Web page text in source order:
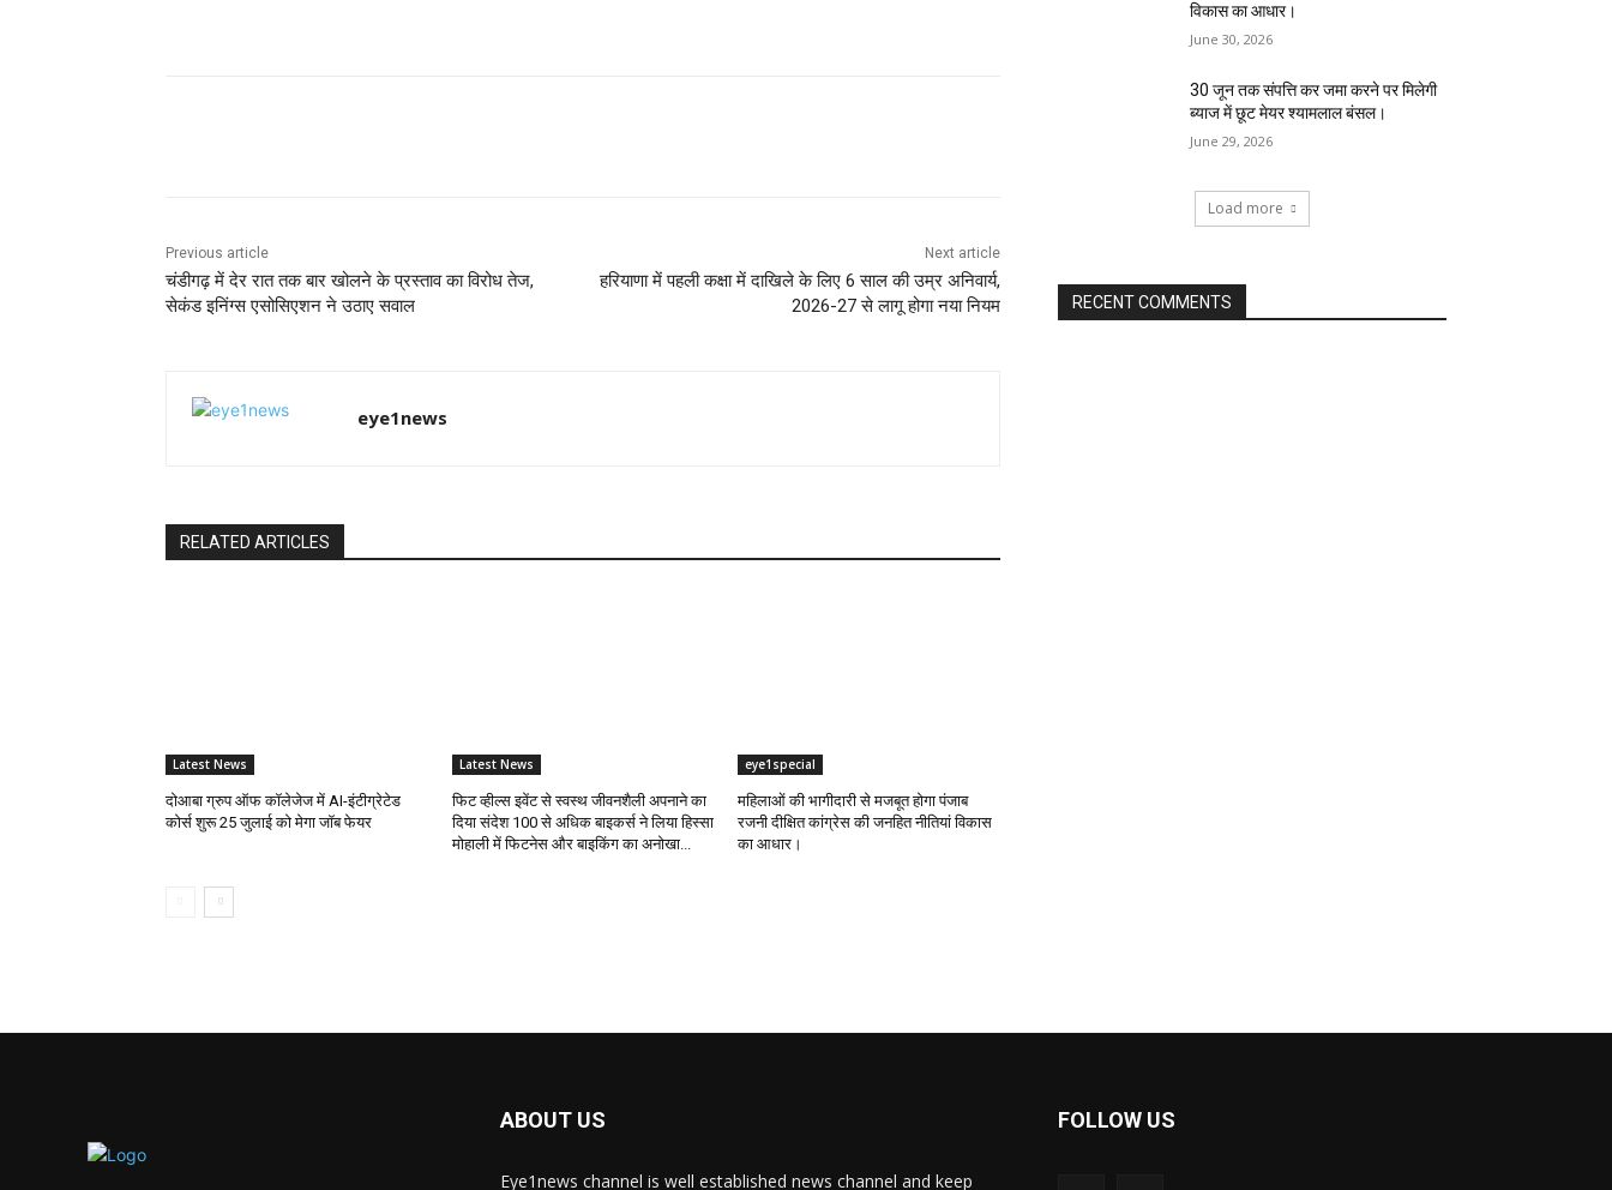
Previous article
चंडीगढ़ में देर रात तक बार खोलने के प्रस्ताव का विरोध तेज,
सेकंड इनिंग्स एसोसिएशन ने उठाए सवाल
Next article
हरियाणा में पहली कक्षा में दाखिले के लिए 6 साल की उम्र अनिवार्य,
2026-27 से लागू होगा नया नियम
eye1news
RELATED ARTICLES
Latest News
दोआबा ग्रुप ऑफ कॉलेजेज में AI-इंटीग्रेटेड
कोर्स शुरू 25 जुलाई को मेगा जॉब फेयर
Latest News
फिट व्हील्स इवेंट से स्वस्थ जीवनशैली अपनाने का
दिया संदेश 100 से अधिक बाइकर्स ने लिया हिस्सा
मोहाली में फिटनेस और बाइकिंग का अनोखा...
eye1special
महिलाओं की भागीदारी से मजबूत होगा पंजाब
रजनी दीक्षित कांग्रेस की जनहित नीतियां विकास
का आधार।
विकास का आधार।
June 30, 2026
30 जून तक संपत्ति कर जमा करने पर मिलेगी
ब्याज में छूट मेयर श्यामलाल बंसल।
June 29, 2026
Load more
RECENT COMMENTS
ABOUT US
Eye1news channel is well established news channel and keep
FOLLOW US